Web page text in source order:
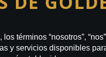
términos “nosotros”,
y servicios disponibles